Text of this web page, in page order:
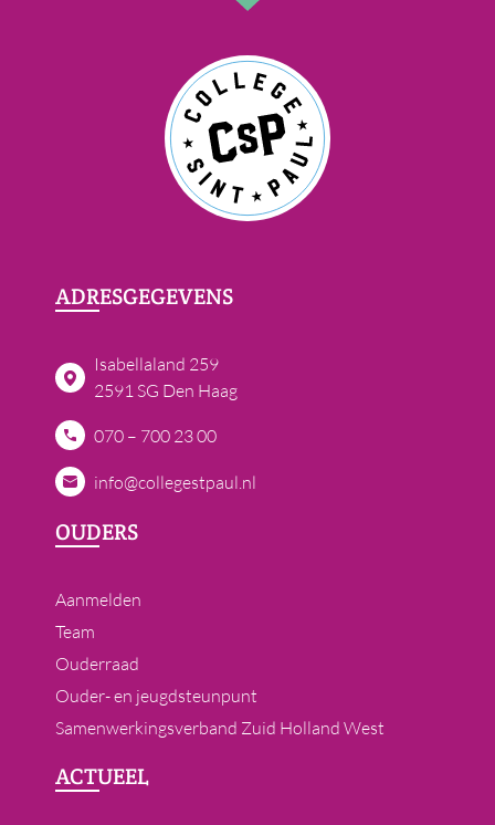
ADRESGEGEVENS
Isabellaland 259
2591 SG Den Haag
070 – 700 23 00
info@collegestpaul.nl
OUDERS
Aanmelden
Team
Ouderraad
Ouder- en jeugdsteunpunt
Samenwerkingsverband Zuid Holland West
ACTUEEL